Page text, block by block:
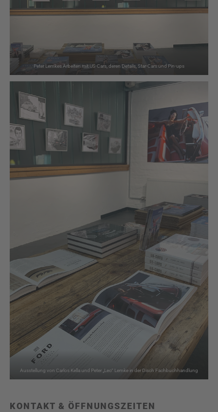
Peter Lemkes Arbeiten mit US-Cars, deren Details, Star-Cars und Pin-ups
Ausstellung von Carlos Kella und Peter „Leo“ Lemke in der Disch Fachbuchhandlung
KONTAKT & ÖFFNUNGSZEITEN